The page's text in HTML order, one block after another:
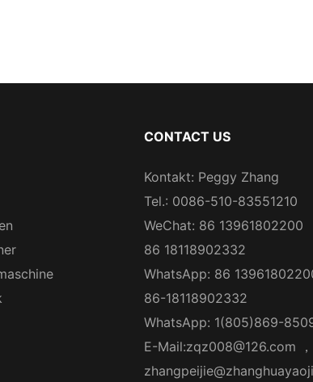
CONTACT US
Kontakt: Peggy Zhang
Tel.: 0086-510-83551210
WeChat: 86 13961802200
86 18118902332
WhatsApp: 86
86-18118902332
WhatsApp: 1(805)869-
E-Mail:zqz008@126.com ，